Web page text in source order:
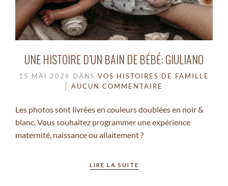
UNE HISTOIRE D’UN BAIN DE BÉBÉ: GIULIANO
15 MAI 2026 DANS VOS HISTOIRES DE FAMILLE
AUCUN COMMENTAIRE
Les photos sont livrées en couleurs doublées en noir &
blanc. Vous souhaitez programmer une expérience
maternité, naissance ou allaitement ?
LIRE LA SUITE